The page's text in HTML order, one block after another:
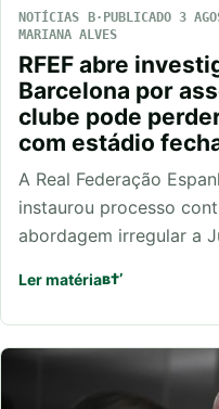
NOTÍCIAS PUBLICADO 3
MARIANA ALVES
RFEF abre
Barcelona por
clube pode
com estádio
A Real Federação
instaurou processo
abordagem irregular a
Ler matéria